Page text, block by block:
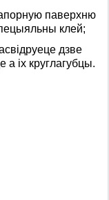
паверхню
клей;
дзве
а іх круглагубцы.